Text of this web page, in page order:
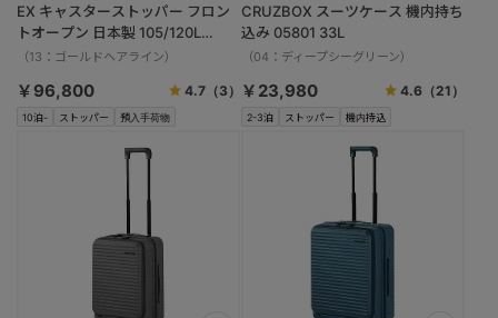
10泊- ストッパー 預入手荷物
EX キャスターストッパー フロン
トオープン 日本製 105/120L
01555
（13：ゴールドヘアライン）
￥96,800 4.7（3）
2-3泊 ストッパー 機内持込
CRUZBOX スーツケース 機内持ち
込み 05801 33L
（04：ディープシーグリーン）
￥23,980 4.6 （21）